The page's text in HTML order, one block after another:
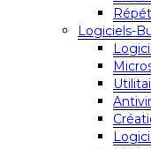
Logiciels-